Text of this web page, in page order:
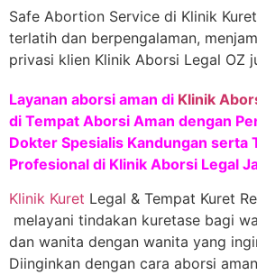
Safe Abortion Service di Klinik
terlatih dan berpengalaman,
privasi klien Klinik Aborsi Legal OZ
Layanan aborsi aman di Klinik
di Tempat Aborsi Aman dengan
Dokter Spesialis Kandungan serta
Profesional di Klinik Aborsi Legal
Klinik Kuret Legal & Tempat Kuret
melayani tindakan kuretase bagi
dan wanita dengan wanita yang
Diinginkan dengan cara aborsi